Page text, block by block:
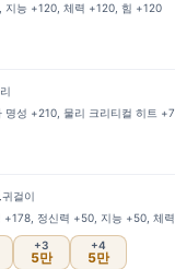
지능 +120, 체력 +120, 힘 +120
명성 +210, 물리 크리티컬 히트
귀걸이
+178, 정신력 +50, 지능 +50, 체
+3
5만
+4
5만